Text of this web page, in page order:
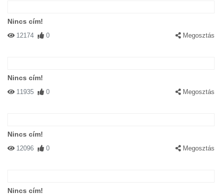
Nincs cím!
12174 0 Megosztás
Nincs cím!
11935 0 Megosztás
Nincs cím!
12096 0 Megosztás
Nincs cím!